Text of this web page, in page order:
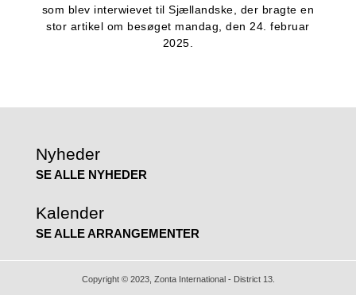
som blev interwievet til Sjællandske, der bragte en
stor artikel om besøget mandag, den 24. februar
2025.
Nyheder
SE ALLE NYHEDER
Kalender
SE ALLE ARRANGEMENTER
Copyright © 2023, Zonta International - District 13.